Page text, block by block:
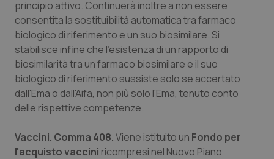
principio attivo. Continuerà inoltre a non essere
consentita la sostituibilità automatica tra farmaco
biologico di riferimento e un suo biosimilare. Si
stabilisce infine che l’esistenza di un rapporto di
biosimilarità tra un farmaco biosimilare e il suo
biologico di riferimento sussiste solo se accertato
dall'Ema o dall'Aifa, non più solo l'Ema, tenuto conto
delle rispettive competenze.
Vaccini. Comma 408.Viene istituito un Fondo per
l'acquisto vaccini ricompresi nel Nuovo Piano